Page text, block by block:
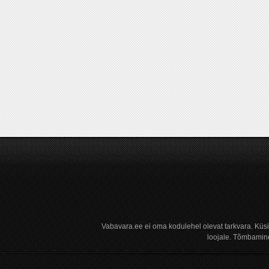
Vabavara.ee ei oma kodulehel olevat tarkvara.
loojale.